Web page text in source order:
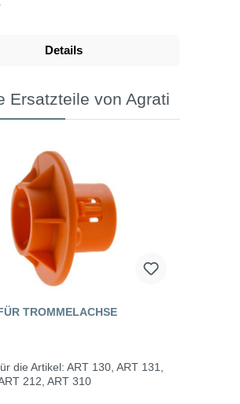
Details
Ersatzteile von Agrati
TROMMELACHSE
die Artikel: ART 130, ART 131,
212, ART 310